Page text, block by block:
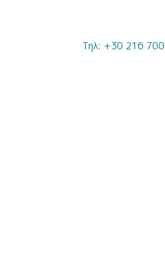
Τηλ: +30 216